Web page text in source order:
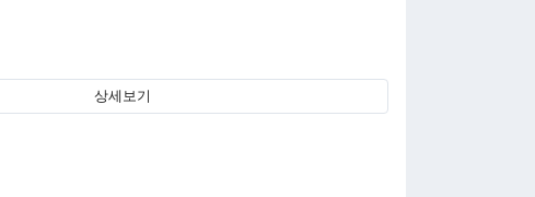
상세보기